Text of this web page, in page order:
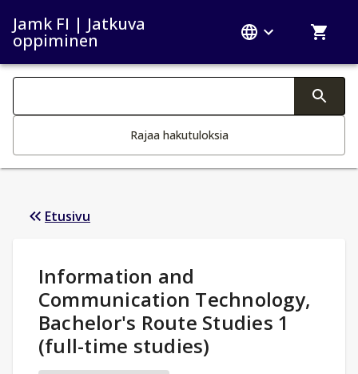
Jamk FI | Jatkuva
oppiminen
Haku kategoriat
Rajaa hakutuloksia
Etusivu
Opintotiedot:
Information and
Communication Technology,
Bachelor's Route Studies 1
(full-time studies)